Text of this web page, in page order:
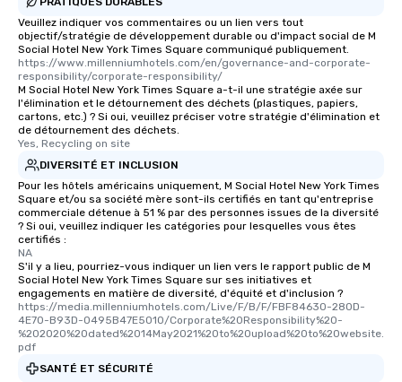
Veuillez indiquer vos commentaires ou un lien vers tout
objectif/stratégie de développement durable ou d'impact social de M
Social Hotel New York Times Square communiqué publiquement.
https://www.millenniumhotels.com/en/governance-and-corporate-
responsibility/corporate-responsibility/
M Social Hotel New York Times Square a-t-il une stratégie axée sur
l'élimination et le détournement des déchets (plastiques, papiers,
cartons, etc.) ? Si oui, veuillez préciser votre stratégie d'élimination et
de détournement des déchets.
Yes, Recycling on site
DIVERSITÉ ET INCLUSION
Pour les hôtels américains uniquement, M Social Hotel New York Times
Square et/ou sa société mère sont-ils certifiés en tant qu'entreprise
commerciale détenue à 51 % par des personnes issues de la diversité
? Si oui, veuillez indiquer les catégories pour lesquelles vous êtes
certifiés :
NA
S'il y a lieu, pourriez-vous indiquer un lien vers le rapport public de M
Social Hotel New York Times Square sur ses initiatives et
engagements en matière de diversité, d'équité et d'inclusion ?
https://media.millenniumhotels.com/Live/F/B/F/FBF84630-280D-
4E70-B93D-0495B47E5010/Corporate%20Responsibility%20-
%202020%20dated%2014May2021%20to%20upload%20to%20website.
pdf
SANTÉ ET SÉCURITÉ